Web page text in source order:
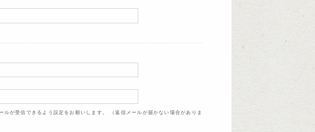
が受信できるよう設定をお願いします。 （返信メールが届かない場合がありま